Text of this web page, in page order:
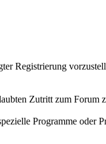
Registrierung
Zutritt zum
Programme oder